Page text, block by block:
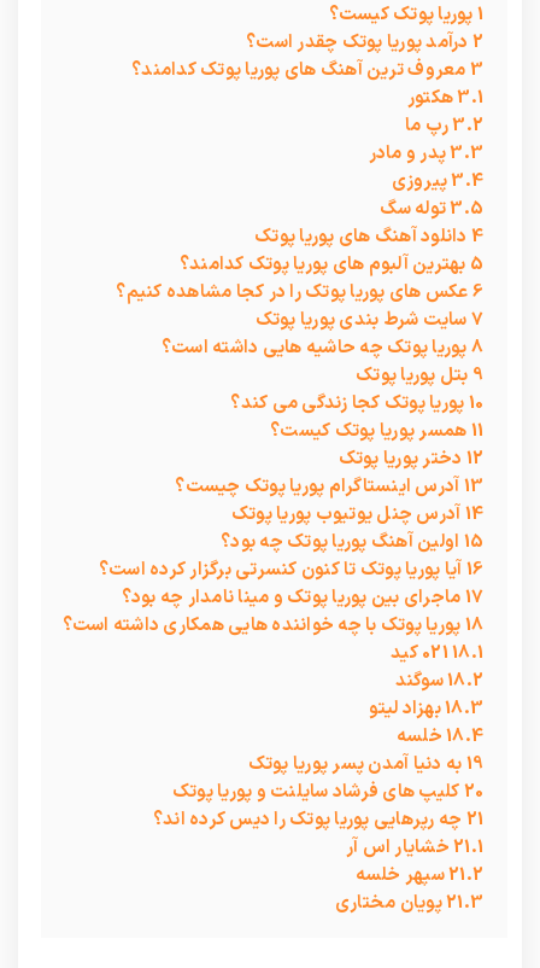
1پوریا پوتک کیست؟
2 درآمد پوریا پوتک چقدر است؟
3معروف ترین آهنگ های پوریا پوتک کدامند؟
3.1هکتور
3.2رپ ما
3.3پدر و مادر
3.4پیروزی
3.5توله سگ
4 دانلود آهنگ های پوریا پوتک
5 بهترین آلبوم های پوریا پوتک کدامند؟
6عکس های پوریا پوتک را در کجا مشاهده کنیم؟
7سایت شرط بندی پوریا پوتک
8پوریا پوتک چه حاشیه هایی داشته است؟
9 بتل پوریا پوتک
10پوریا پوتک کجا زندگی می کند؟
11همسر پوریا پوتک کیست؟
12 دختر پوریا پوتک
13آدرس اینستاگرام پوریا پوتک چیست؟
14آدرس چنل یوتیوب پوریا پوتک
15 اولین آهنگ پوریا پوتک چه بود؟
16آیا پوریا پوتک تا کنون کنسرتی برگزار کرده است؟
17ماجرای بین پوریا پوتک و مینا نامدار چه بود؟
18پوریا پوتک با چه خواننده هایی همکاری داشته است؟
18.1021 کید
18.2سوگند
18.3بهزاد لیتو
18.4خلسه
19به دنیا آمدن پسر پوریا پوتک
20کلیپ های فرشاد سایلنت و پوریا پوتک
21 چه رپرهایی پوریا پوتک را دیس کرده اند؟
21.1خشایار اس آر
21.2سپهر خلسه
21.3پویان مختاری